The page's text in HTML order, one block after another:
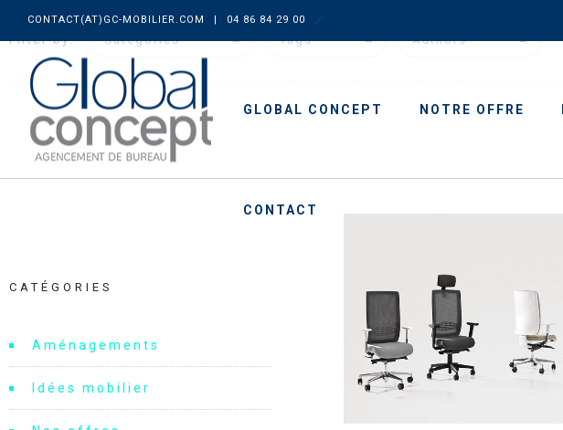
CONTACT(AT)GC-MOBILIER.COM | 04 86 84 29 00
GLOBAL CONCEPT NOTRE OFFRE
CONTACT
Filter by: Categories Tags Authors
CATÉGORIES
Aménagements
Idées mobilier